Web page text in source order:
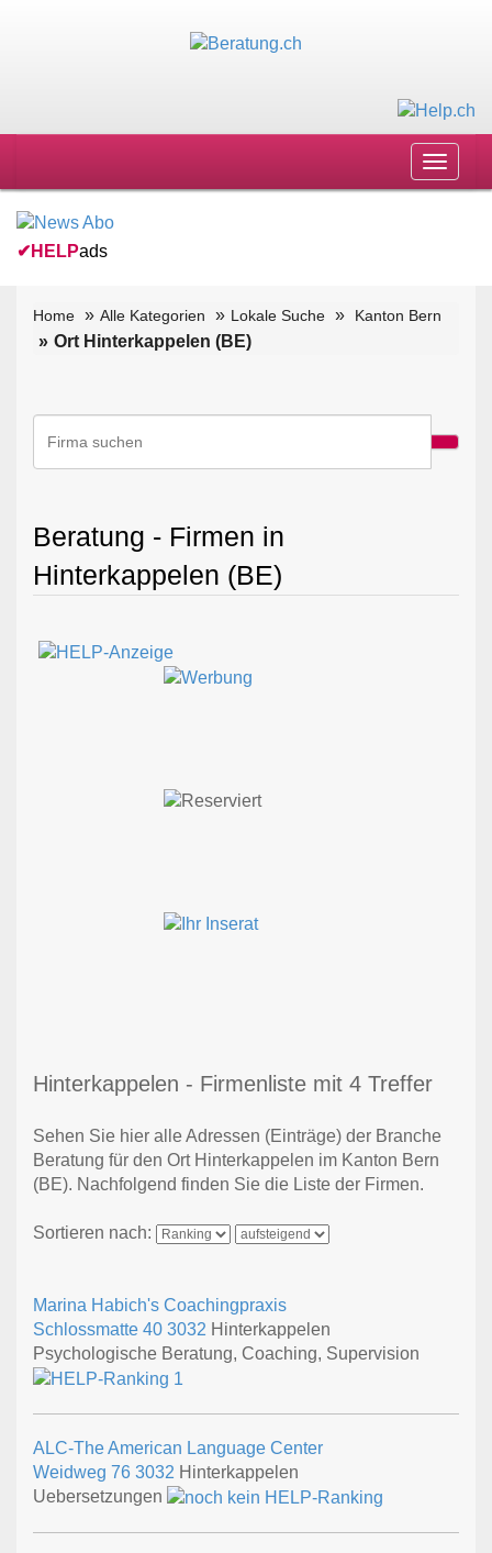
Toggle
✔ HELPads
Home Alle Kategorien Lokale Suche Kanton Bern
Ort Hinterkappelen (BE)
Beratung - Firmen in
Hinterkappelen (BE)
Hinterkappelen - Firmenliste mit 4 Treffer
Sehen Sie hier alle Adressen (Einträge) der Branche
Beratung für den Ort Hinterkappelen im Kanton Bern
(BE). Nachfolgend finden Sie die Liste der Firmen.
Sortieren nach:
Marina Habich's Coachingpraxis
Schlossmatte 40 3032 Hinterkappelen
Psychologische Beratung, Coaching, Supervision
ALC-The American Language Center
Weidweg 76 3032 Hinterkappelen
Uebersetzungen